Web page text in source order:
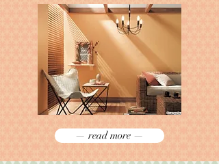
— read more —